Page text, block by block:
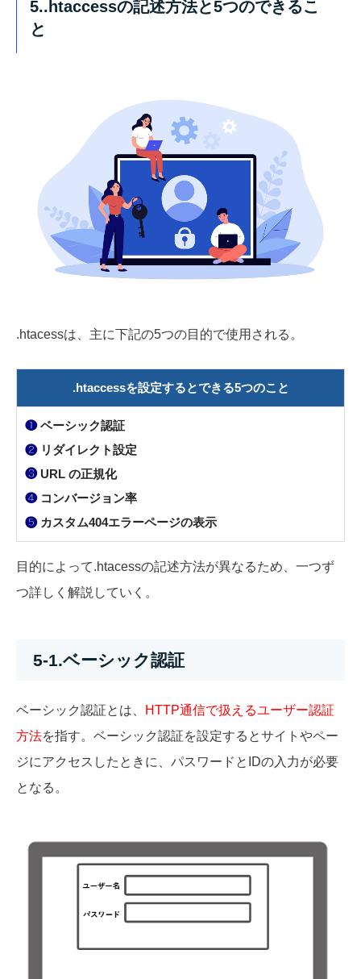
5..htaccessの記述方法と5つのできるこ
と
.htacessは、主に下記の5つの目的で使用される。
.htaccessを設定するとできる5つのこと
❶ベーシック認証
❷リダイレクト設定
❸URL の正規化
❹コンバージョン率
❺カスタム404エラーページの表示
目的によって.htacessの記述方法が異なるため、一つず
つ詳しく解説していく。
5-1.ベーシック認証
ベーシック認証とは、
HTTP通信で扱えるユーザー認証
方法を指す。ベーシック認証を設定するとサイトやペー
ジにアクセスしたときに、パスワードとIDの入力が必要
となる。